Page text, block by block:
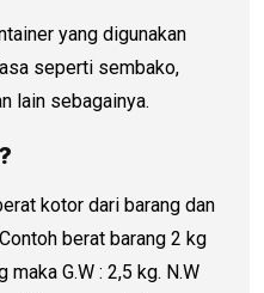
yang digunakan
seperti sembako,
lain sebagainya.
kotor dari barang dan
berat barang 2 kg
G.W : 2,5 kg. N.W